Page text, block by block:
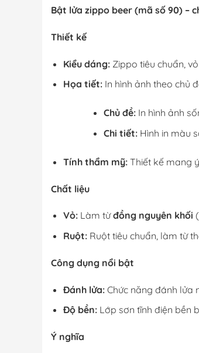
Bật lửa zippo beer (mã số 90) –
Thiết kế
Kiểu dáng:Zippo tiêu chuẩn,
Họa tiết:In hình ảnh theo chủ
Chủ đề:In hình ảnh
Chi tiết:Hình in màu
Tính thẩm mỹ:Thiết kế mang
Chất liệu
Vỏ:Làm từđồng nguyên khối
Ruột:Ruột tiêu chuẩn, làm từ
Công dụng nổi bật
Đánh lửa:Chức năng đánh lửa
Độ bền:Lớp sơn tĩnh điện bền
Ý nghĩa